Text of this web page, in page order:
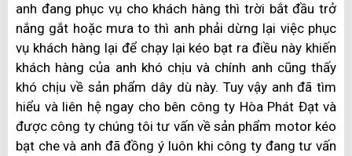
anh đang phục vụ cho khách hàng thì trời bắt đầu trở
nắng gắt hoặc mưa to thì anh phải dừng lại việc phục
vụ khách hàng lại để chạy lại kéo bạt ra điều này khiến
khách hàng của anh khó chịu và chính anh cũng thấy
khó chịu về sản phẩm dây dù này. Tuy vậy anh đã tìm
hiểu và liên hệ ngay cho bên công ty Hòa Phát Đạt và
được công ty chúng tôi tư vấn về sản phẩm motor kéo
bạt che và anh đã đồng ý luôn khi công ty đang tư vấn